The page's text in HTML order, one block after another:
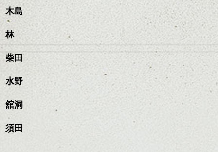
ハンサムショート／ヘッド
スパ／伸びても目立たない
ヘアカラー/ハイライト/ダブ
ルカラー/髪質改善/TOKIOト
リートメント/ブリーチ/イン
スパ／伸びても目立たない
ミニボブ/抜け感ショート/バ
またクセ毛の方は質感調
整のストレートパーマで
髪質改善すると
更に扱いやすくなるので
おすすめです。
いつものスタイリングが
ドライした後オイルやワ
ックスをなじませるだけ
これからのスタイルチェ
お手入れ方法等、
のも良い感じです。
これからのスタイルチェ
ンジ、似合うカラーリン
グの事やお手入れ方法な
ど
是非なんでもご相談して
ベージュ系等の肌を綺麗
ーリングをプラスして透
って毎日のお手入れも簡
さり気ない程度にハイラ
質感も綺麗に見せやす
スタイリング方法は全体
をドライした後、
ワックスとオイルを混ぜ
ながらもみこみ、なじま
せます。
質感をかるくととのえな
のも良い感じです。
木島
林
柴田
水野
舘洞
須田